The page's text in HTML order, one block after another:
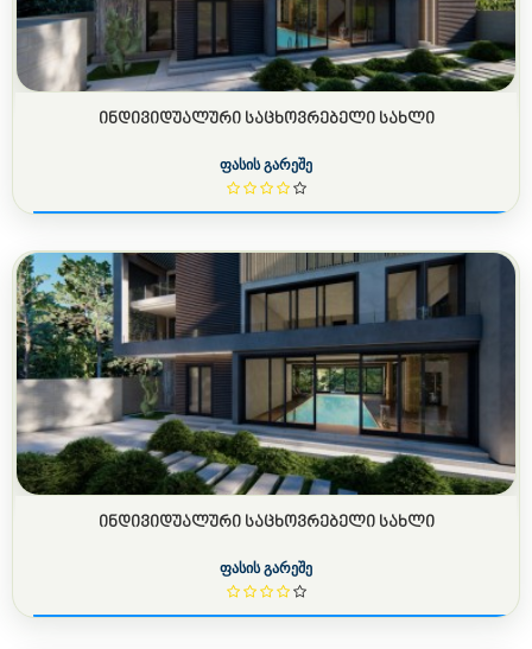
ᲘᲜᲓᲘᲕᲘᲓᲣᲐᲚᲣᲠᲘ ᲡᲐᲪᲮᲝᲕᲠᲔᲑᲔᲚᲘ ᲡᲐᲮᲚᲘ
ფასის გარეშე
ᲘᲜᲓᲘᲕᲘᲓᲣᲐᲚᲣᲠᲘ ᲡᲐᲪᲮᲝᲕᲠᲔᲑᲔᲚᲘ ᲡᲐᲮᲚᲘ
ფასის გარეშე